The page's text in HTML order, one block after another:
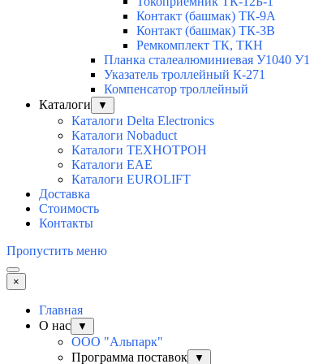
Контакт (башмак) ТК-9А
Контакт (башмак) ТК-3В
Ремкомплект ТК, ТКН
Планка сталеалюминиевая У1040 У1
Указатель троллейный К-271
Компенсатор троллейный
Каталоги
▼
Каталоги Delta Electronics
Каталоги Nobaduct
Каталоги ТЕХНОТРОН
Каталоги EAE
Каталоги EUROLIFT
Доставка
Стоимость
Контакты
Пропустить меню
×
Главная
О нас
▼
ООО "Альпарк"
Программа поставок
▼